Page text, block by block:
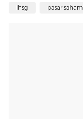
ihsg pasar saham